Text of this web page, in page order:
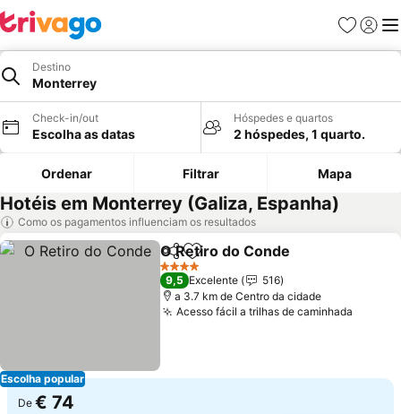
Favoritos
Iniciar
Destino
Monterrey
Check-in/out
Escolha as datas
Hóspedes e quartos
2 hóspedes, 1 quarto.
Ordenar Filtrar Mapa
Hotéis em Monterrey (Galiza, Espanha)
Como os pagamentos influenciam os resultados
Escolha popular
PartilharAdicionar aos favoritos
O Retiro do Conde
4 Estrelas
9,5 Excelente
516
a 3.7 km de Centro da cidade
Acesso fácil a trilhas de caminhada
De € 74